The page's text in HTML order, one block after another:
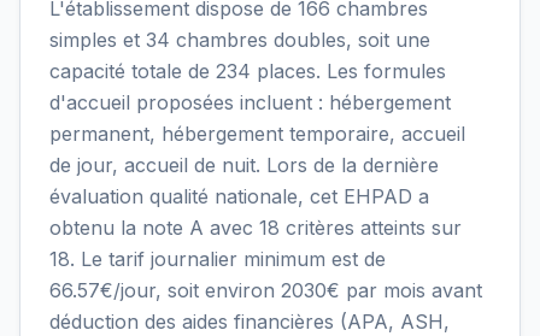
L'établissement dispose de 166 chambres
simples et 34 chambres doubles, soit une
capacité totale de 234 places. Les formules
d'accueil proposées incluent : hébergement
permanent, hébergement temporaire, accueil
de jour, accueil de nuit. Lors de la dernière
évaluation qualité nationale, cet EHPAD a
obtenu la note A avec 18 critères atteints sur
18. Le tarif journalier minimum est de
66.57€/jour, soit environ 2030€ par mois avant
déduction des aides financières (APA, ASH,